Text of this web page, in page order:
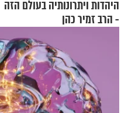
היהדות ויתרונותיה בעולם הזה
- הרב זמיר כהן